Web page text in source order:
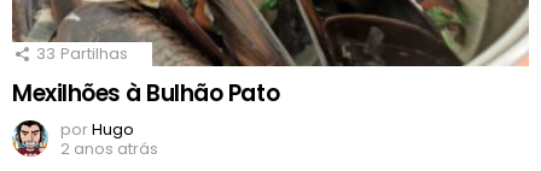
33 Partilhas
Mexilhões à Bulhão Pato
porHugo
2 anos atrás